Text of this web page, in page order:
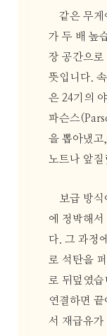
같은 무게
가 두 배 높
장 공간으로
뜻입니다.
은 24기의
파슨스
을 뽑아냈고
노트나 앞질
보급 방
에 정박해서
다. 그 과정
로 석탄을
로 뒤덮였습
연결하면
서 재급유가